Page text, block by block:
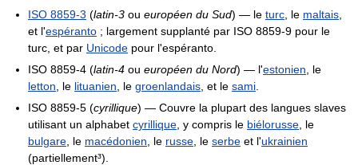
ISO 8859-3 (latin-3 ou européen du Sud) — le turc , le maltais
et l'espéranto ; largement supplanté par ISO 8859-9 pour le
turc, et par Unicode pour l'espéranto.
ISO 8859-4 (latin-4 ou européen du Nord) — l'estonien , le
letton , le lituanien , le groenlandais , et le sami
ISO 8859-5 (cyrillique) — Couvre la plupart des langues slaves
utilisant un alphabet cyrillique , y compris le biélorusse , le
bulgare , le macédonien , le russe , le serbe et l'ukrainien
(partiellement³).